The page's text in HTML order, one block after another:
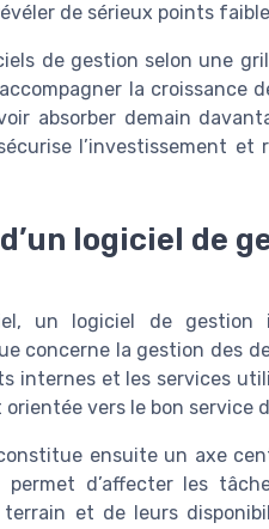
de sérieux points
de gestion selon une
la croissance
absorber demain
l’investissement
logiciel de
un logiciel de
concerne la gestion des
internes et les services
vers le bon service
ensuite un axe
permet d’affecter les
et de leurs